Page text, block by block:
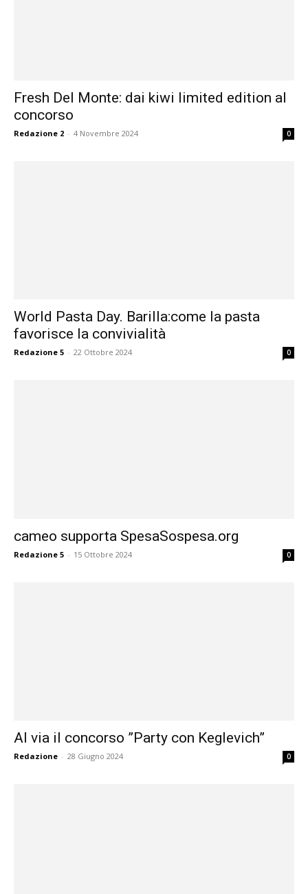
Fresh Del Monte: dai kiwi limited edition al
concorso
Redazione 2 - 4 Novembre 2024 0
World Pasta Day. Barilla:come la pasta
favorisce la convivialità
Redazione 5 - 22 Ottobre 2024 0
cameo supporta SpesaSospesa.org
Redazione 5 - 15 Ottobre 2024 0
Al via il concorso ”Party con Keglevich”
Redazione - 28 Giugno 2024 0